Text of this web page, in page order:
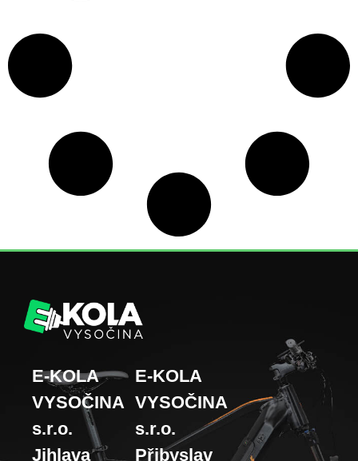
E-KOLA
VYSOČINA
s.r.o.
Jihlava
E-KOLA
VYSOČINA
s.r.o.
Přibyslav